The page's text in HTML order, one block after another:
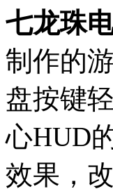
七龙珠
制作的
盘按键
心HUD
效果，